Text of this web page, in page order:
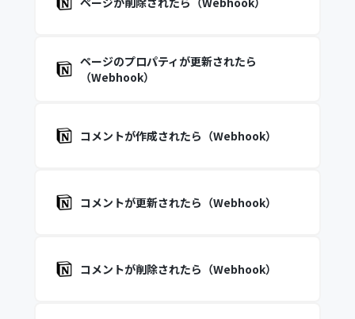
ページのプロパティが更新されたら
（Webhook）
コメントが作成されたら（Webhook）
コメントが更新されたら（Webhook）
コメントが削除されたら（Webhook）